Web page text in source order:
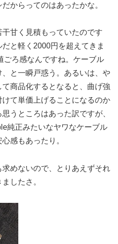
からってのはあったかな。
甘く見積もっていたのです
と軽く2000円を超えてきま
ごろ感なんですね。ケーブル
と一瞬戸惑う。あるいは、や
商品化するとなると、曲げ強
て単価上げることになるのか
うところはあった訳ですが、
純正みたいなヤワなケーブル
感もあったり。
めないので、とりあえずそれ
したさ。